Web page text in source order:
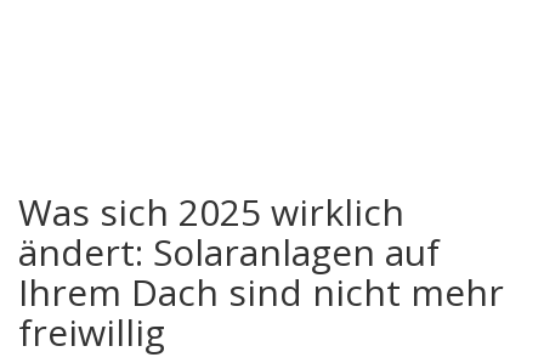
Was sich 2025 wirklich
ändert: Solaranlagen auf
Ihrem Dach sind nicht mehr
freiwillig